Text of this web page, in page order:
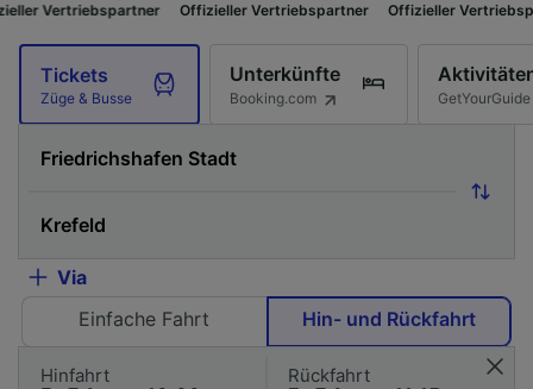
Offizieller Vertriebspartner Offizieller Vertriebspartner
Tickets
Züge & Busse
Unterkünfte
Booking.com GetYourGuide
Via
Einfache Fahrt
Hin- und Rückfahrt
Hinfahrt Rückfahrt